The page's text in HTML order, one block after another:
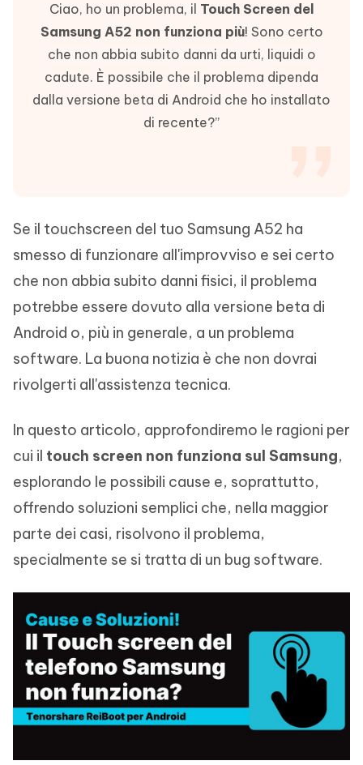
Ciao, ho un problema, il Touch Screen del
Samsung A52 non funziona più! Sono certo
che non abbia subito danni da urti, liquidi o
cadute. È possibile che il problema dipenda
dalla versione beta di Android che ho installato
di recente?”
Se il touchscreen del tuo Samsung A52 ha
smesso di funzionare all'improvviso e sei certo
che non abbia subito danni fisici, il problema
potrebbe essere dovuto alla versione beta di
Android o, più in generale, a un problema
software. La buona notizia è che non dovrai
rivolgerti all'assistenza tecnica.
In questo articolo, approfondiremo le ragioni per
cui il touch screen non funziona sul Samsung,
esplorando le possibili cause e, soprattutto,
offrendo soluzioni semplici che, nella maggior
parte dei casi, risolvono il problema,
specialmente se si tratta di un bug software.